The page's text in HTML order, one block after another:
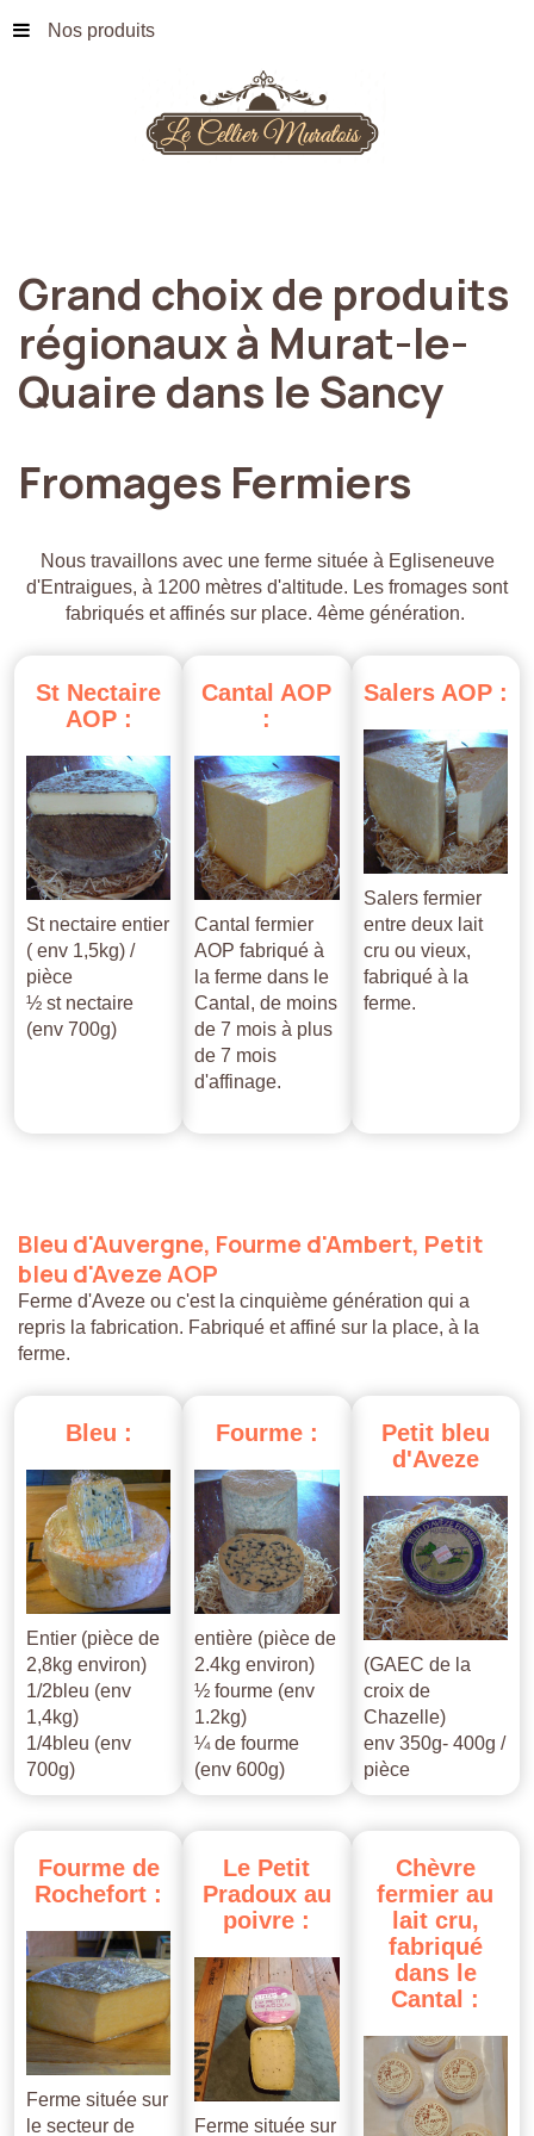
Nos produits
Grand choixde produits
régionauxà Murat-le-
Quairedans leSancy
Fromages Fermiers
Nous travaillons avec une ferme située à Egliseneuve
d'Entraigues, à 1200 mètres d'altitude. Les fromages sont
fabriqués et affinés sur place. 4ème génération.
St Nectaire
AOP :
St nectaire entier
( env 1,5kg) /
pièce
½ st nectaire
(env 700g)
Cantal AOP
:
Cantal fermier
AOP fabriqué à
la ferme dans le
Cantal, de moins
de 7 mois à plus
de 7 mois
d'affinage.
Salers AOP :
Salers fermier
entre deux lait
cru ou vieux,
fabriqué à la
ferme.
Bleu d'Auvergne, Fourmed'Ambert, Petit
bleu d'AvezeAOP
Ferme d'Aveze ou c'est la cinquième génération qui a
repris la fabrication. Fabriqué et affiné sur la place, à la
ferme.
Bleu :
Entier (pièce de
2,8kg environ)
1/2bleu (env
1,4kg)
1/4bleu (env
700g)
Fourme :
entière (pièce de
2.4kg environ)
½ fourme (env
1.2kg)
¼ de fourme
(env 600g)
Petit bleu
d'Aveze
(GAEC de la
croix de
Chazelle)
env 350g- 400g /
pièce
Fourme de
Rochefort :
Ferme située sur
le secteur de
Le Petit
Pradoux au
poivre :
Ferme située sur
Chèvre
fermier au
lait cru,
fabriqué
dans le
Cantal :